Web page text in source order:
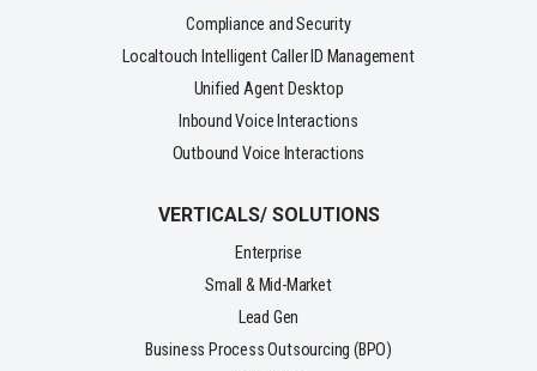
Compliance and Security
Localtouch Intelligent Caller ID Management
Unified Agent Desktop
Inbound Voice Interactions
Outbound Voice Interactions
VERTICALS/ SOLUTIONS
Enterprise
Small & Mid-Market
Lead Gen
Business Process Outsourcing (BPO)